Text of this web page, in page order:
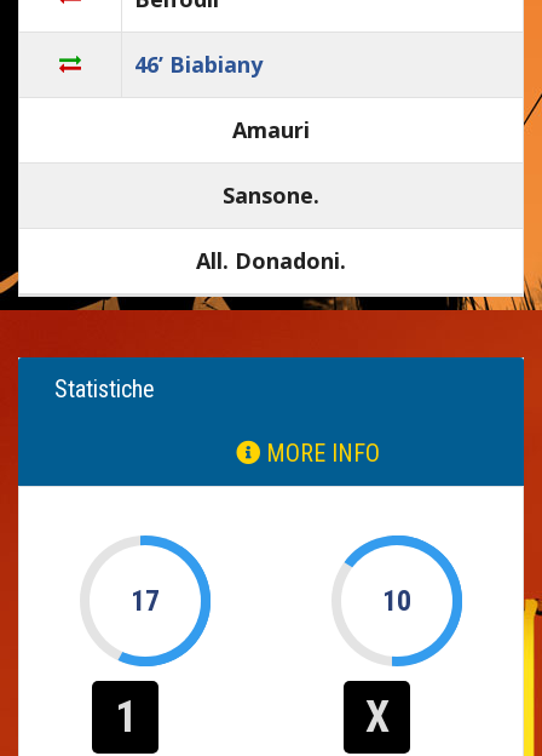
46’ Biabiany
Amauri
Sansone.
All. Donadoni.
Statistiche
MORE INFO
17
1
10
X